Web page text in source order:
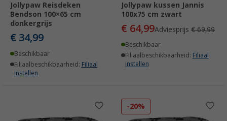
Jollypaw Reisdeken
Bendson 100×65 cm
donkergrijs
€ 34,99
Beschikbaar
Filiaalbeschikbaarheid: Filiaal
instellen
Jollypaw kussen Jannis
100x75 cm zwart
€ 64,99Adviesprijs € 69,99
Beschikbaar
Filiaalbeschikbaarheid: Filiaal
instellen
-20%